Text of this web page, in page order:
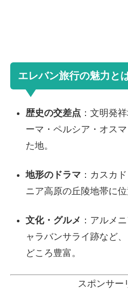
エレバン旅行の魅力と
歴史の交差点 ：文明発
ーマ・ペルシア・オス
た地。
地形のドラマ ：カスカ
ニア高原の丘陵地帯に位
文化・グルメ ：アルメ
ャラバンサライ跡など
どころ豊富。
スポンサー